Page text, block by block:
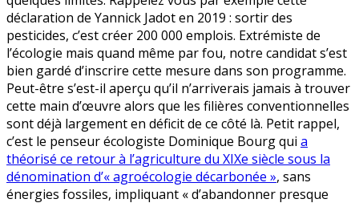
tapis
déclaration de Yannick Jadot en 2019 : sortir des
pesticides, c’est créer 200 000 emplois. Extrémiste de
l’écologie mais quand même par fou, notre candidat s’est
bien gardé d’inscrire cette mesure dans son programme.
Peut-être s’est-il aperçu qu’il n’arriverais jamais à trouver
cette main d’œuvre alors que les filières conventionnelles
sont déjà largement en déficit de ce côté là. Petit rappel,
c’est le penseur écologiste Dominique Bourg qui a
théorisé ce retour à l’agriculture du XIXe siècle sous la
dénomination d’« agroécologie décarbonée », sans
énergies fossiles, impliquant « d’abandonner presque